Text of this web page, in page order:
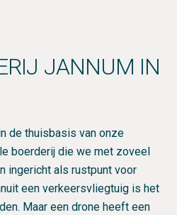
JANNUM IN
de thuisbasis van onze
boerderij die we met zoveel
ingericht als rustpunt voor
een verkeersvliegtuig is het
Maar een drone heeft een